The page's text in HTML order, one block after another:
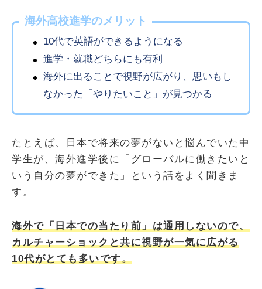
海外高校進学のメリット
10代で英語ができるようになる
進学・就職どちらにも有利
海外に出ることで視野が広がり、思いもし
なかった「やりたいこと」が見つかる
たとえば、日本で将来の夢がないと悩んでいた中
学生が、海外進学後に「グローバルに働きたいと
いう自分の夢ができた」という話をよく聞きま
す。
海外で「日本での当たり前」は通用しないので、
カルチャーショックと共に視野が一気に広がる
10代がとても多いです。